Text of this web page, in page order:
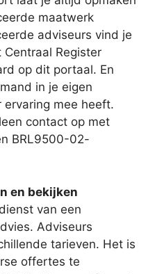
maatwerk
adviseurs vind je
Register
op dit portaal. En
in je eigen
ervaring mee heeft.
contact op met
BRL9500-02-
en bekijken
van een
Adviseurs
tarieven. Het is
offertes te